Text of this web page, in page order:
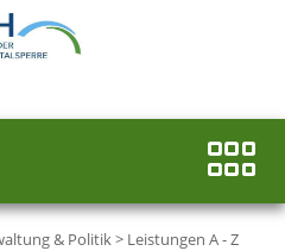
& Politik> Leistungen A - Z